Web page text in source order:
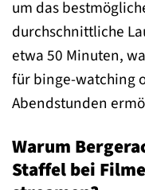
um das
durchschnittliche
etwa 50 Minuten,
für binge-watching
Abendstunden
Warum
Staffel bei